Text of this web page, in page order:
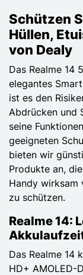
Schützen
Hüllen,
von Dealy
Das Realme 14
elegantes
ist es den
Abdrücken und
seine
geeigneten
bieten wir
Produkte an,
Handy wirksam
zu schützen.
Realme 14:
Das Realme 14
HD+ AMOLED-